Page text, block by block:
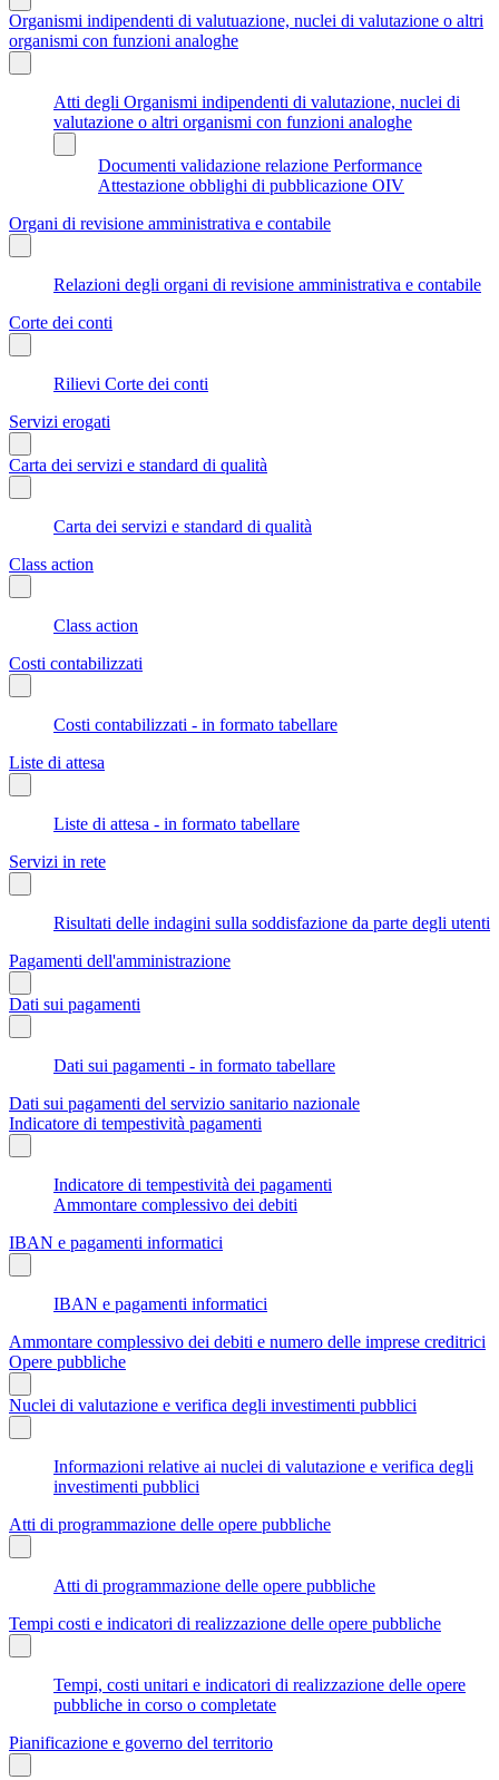
Organismi indipendenti di valutuazione, nuclei di valutazione o altri
organismi con funzioni analoghe
Atti degli Organismi indipendenti di valutazione, nuclei di
valutazione o altri organismi con funzioni analoghe
Documenti validazione relazione Performance
Attestazione obblighi di pubblicazione OIV
Organi di revisione amministrativa e contabile
Relazioni degli organi di revisione amministrativa e contabile
Corte dei conti
Rilievi Corte dei conti
Servizi erogati
Carta dei servizi e standard di qualità
Carta dei servizi e standard di qualità
Class action
Class action
Costi contabilizzati
Costi contabilizzati - in formato tabellare
Liste di attesa
Liste di attesa - in formato tabellare
Servizi in rete
Risultati delle indagini sulla soddisfazione da parte degli utenti
Pagamenti dell'amministrazione
Dati sui pagamenti
Dati sui pagamenti - in formato tabellare
Dati sui pagamenti del servizio sanitario nazionale
Indicatore di tempestività pagamenti
Indicatore di tempestività dei pagamenti
Ammontare complessivo dei debiti
IBAN e pagamenti informatici
IBAN e pagamenti informatici
Ammontare complessivo dei debiti e numero delle imprese creditrici
Opere pubbliche
Nuclei di valutazione e verifica degli investimenti pubblici
Informazioni relative ai nuclei di valutazione e verifica degli
investimenti pubblici
Atti di programmazione delle opere pubbliche
Atti di programmazione delle opere pubbliche
Tempi costi e indicatori di realizzazione delle opere pubbliche
Tempi, costi unitari e indicatori di realizzazione delle opere
pubbliche in corso o completate
Pianificazione e governo del territorio